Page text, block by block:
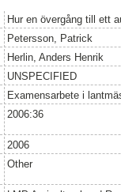
Hur en övergång till ett
Petersson, Patrick
Herlin, Anders Henrik
UNSPECIFIED
Examensarbete i
2006:36
2006
Other